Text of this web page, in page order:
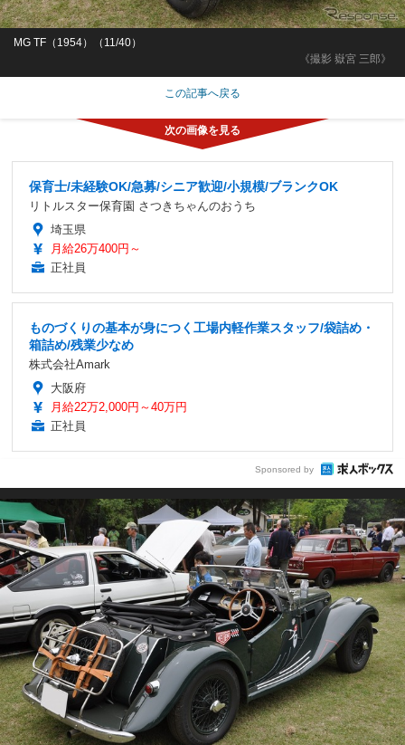
《撮影 嶽宮 三郎》
MG TF（1954）（11/40）
この記事へ戻る
保育士/未経験OK/急募/シニア歓迎/小規模/ブランクOK
リトルスター保育園 さつきちゃんのおうち
埼玉県
月給26万400円～
正社員
ものづくりの基本が身につく工場内軽作業スタッフ/袋詰め・
箱詰め/残業少なめ
株式会社Amark
大阪府
月給22万2,000円～40万円
正社員
Sponsored by